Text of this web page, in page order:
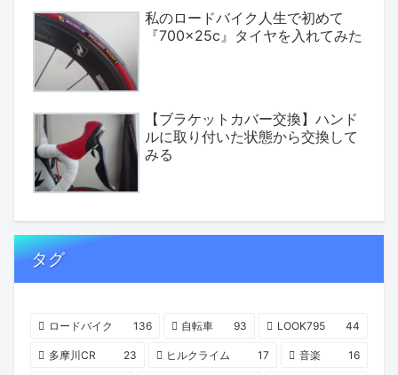
私のロードバイク人生で初めて
『700×25c』タイヤを入れてみた
【ブラケットカバー交換】ハンド
ルに取り付いた状態から交換して
みる
タグ
ロードバイク 136 自転車 93 LOOK795 44
多摩川CR 23 ヒルクライム 17 音楽 16